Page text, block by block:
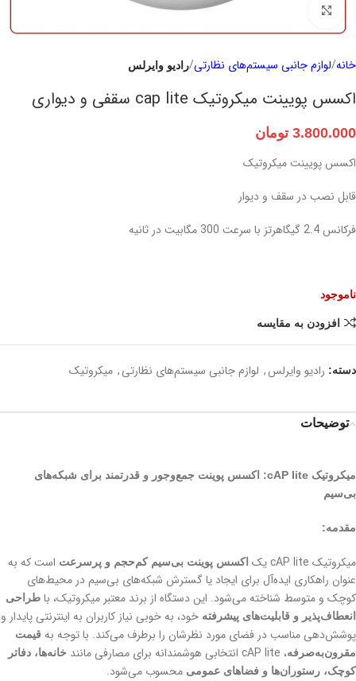
برای بزرگنمایی کلیک کنید
خانه لوازم جانبی سیستم‌های نظارتی رادیو وایرلس
اکسس پویینت میکروتیک cap lite سقفی و دیواری
3.800.000 تومان
اکسس پویینت میکروتیک
قابل نصب در سقف و دیوار
فرکانس 2.4 گیگاهرتز با سرعت 300 مگابیت در ثانیه
ناموجود
افزودن به مقایسه
دسته: رادیو وایرلس, لوازم جانبی سیستم‌های نظارتی, میکروتیک
توضیحات
میکروتیک cAP lite: اکسس پوینت جمع‌وجور و قدرتمند برای شبکه‌های
بی‌سیم
مقدمه:
میکروتیک cAP lite یک اکسس پوینت بی‌سیم کم‌حجم و پرسرعت است که به
عنوان راهکاری ایده‌آل برای ایجاد یا گسترش شبکه‌های بی‌سیم در محیط‌های
کوچک و متوسط شناخته می‌شود. این دستگاه از برند معتبر میکروتیک، با طراحی
انعطاف‌پذیر و قابلیت‌های پیشرفته خود، به خوبی نیاز کاربران به اینترنتی پایدار و
پوشش‌دهی مناسب در فضای مورد نظرشان را برطرف می‌کند. با توجه به قیمت
مقرون‌به‌صرفه، cAP lite انتخابی هوشمندانه برای مصارفی مانند
خانه‌ها، دفاتر
کوچک، رستوران‌ها و فضاهای عمومی محسوب می‌شود.